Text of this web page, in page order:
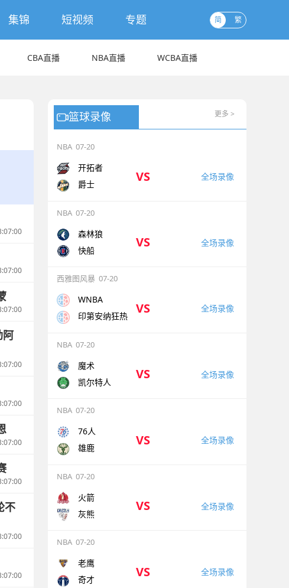
集锦 短视频 专题 简 繁
CBA直播 NBA直播 WCBA直播
阿
不
篮球录像 更多 >
NBA 07-20
开拓者
爵士
VS 全场录像
NBA 07-20
森林狼
快船
VS 全场录像
西雅图风暴 07-20
WNBA
印第安纳狂热
VS 全场录像
NBA 07-20
魔术
凯尔特人
VS 全场录像
NBA 07-20
76人
雄鹿
VS 全场录像
NBA 07-20
火箭
灰熊
VS 全场录像
NBA 07-20
老鹰
奇才
VS 全场录像